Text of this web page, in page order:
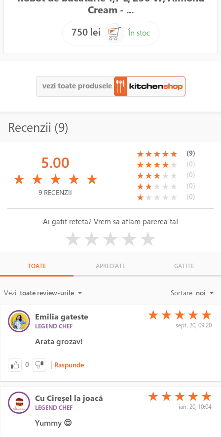
Cream - ...
750 lei
În stoc
vezi toate produsele
Recenzii (9)
5.00
★ ★ ★ ★ ★
9 RECENZII
(*)
★(*)
★(*)
★(*)
★(*)
★ (9)
(*)
★(*)
★(*)
★(*)
★( )
★ (0)
(*)
★(*)
★(*)
★( )
★ ( )
★ (0)
(*)
★(*)
★( )
★ ( )
★ ( )
★ (0)
(*)
★( )
★ ( )
★ ( )
★ ( )
★ (0)
Ai gatit reteta? Vrem sa aflam parerea ta!
★★★★★
TOATE APRECIATE GATITE
Vezi toate review-urile Sortare noi
Emilia gateste
LEGEND CHEF
(*)
★ (*)
★ (*)
★ (*)
★ (*)
★
sept. 20, 09:20
Arata grozav!
0 | Raspunde
Cu Cireșel la joacă
LEGEND CHEF
(*)
★ (*)
★ (*)
★ (*)
★ (*)
★
ian. 20, 10:04
Yummy 😍